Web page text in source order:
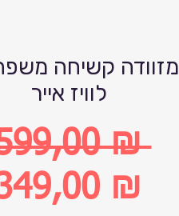
מזוודה קשיחה
לוויז אייר
₪
₪